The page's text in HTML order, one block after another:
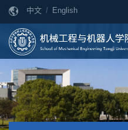
中文 / English